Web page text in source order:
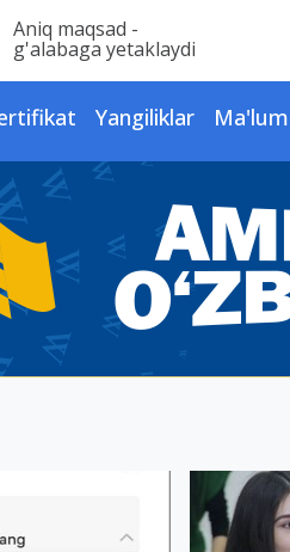
Aniq maqsad -
g'alabaga yetaklaydi
Yangiliklar